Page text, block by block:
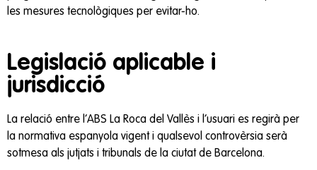
les mesures tecnològiques per evitar-ho.
Legislació aplicable i
jurisdicció
La relació entre l’ABS La Roca del Vallès i l’usuari es regirà per
la normativa espanyola vigent i qualsevol controvèrsia serà
sotmesa als jutjats i tribunals de la ciutat de Barcelona.